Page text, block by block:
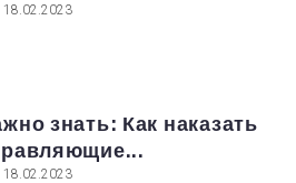
18.02.2023
знать: Как наказать
18.02.2023